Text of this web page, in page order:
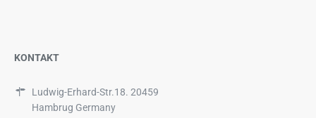
KONTAKT
Ludwig-Erhard-Str.18. 20459
Hambrug Germany